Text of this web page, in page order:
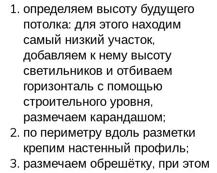
определяем высоту будущего
потолка: для этого находим
самый низкий участок,
добавляем к нему высоту
светильников и отбиваем
горизонталь с помощью
строительного уровня,
размечаем карандашом;
по периметру вдоль разметки
крепим настенный профиль;
размечаем обрешётку, при этом